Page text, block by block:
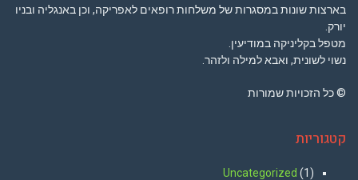
בארצות שונות במסגרות של משלחות רופאים לאפריקה, וכן באנגליה ובניו
יורק.
מטפל בקליניקה במודיעין.
נשוי לשונית, ואבא למילה ולזהר.
© כל הזכויות שמורות
קטגוריות
Uncategorized (1)